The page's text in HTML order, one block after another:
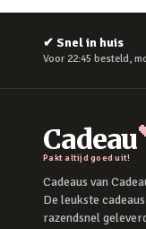
✔ Snel in huis
Voor 22:45 besteld,
Cadeau
Pakt altijd goed uit!
Cadeaus van
De leukste
razendsnel